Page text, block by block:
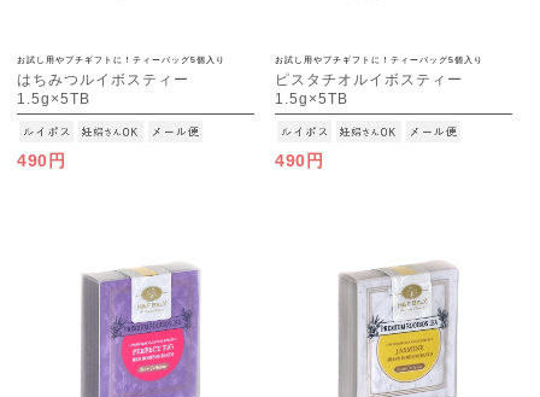
お試し用やプチギフトに！ティーバッグ5個入り
はちみつルイボスティー
1.5g×5TB
[M便 1/15]
490円
お試し用やプチギフトに！ティーバッグ5個入り
ピスタチオルイボスティー
1.5g×5TB
[M便 1/15]
490円